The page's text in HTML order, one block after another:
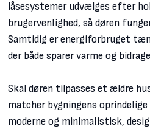
låsesystemer udvælges efter
brugervenlighed, så døren
Samtidig er energiforbruget
der både sparer varme og
Skal døren tilpasses et ældre
matcher bygningens
moderne og minimalistisk,